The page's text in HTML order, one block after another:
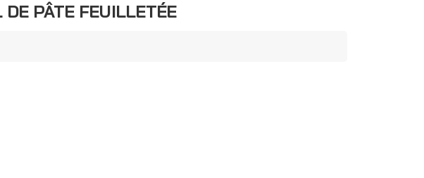
DE PÂTE FEUILLETÉE